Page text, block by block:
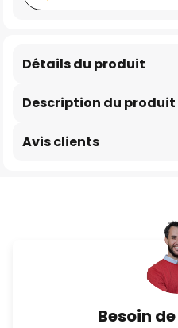
Description du produit
Détails du produit
Avis clients
Besoin